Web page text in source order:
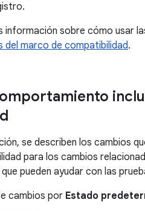
información sobre cómo usar
del marco de compatibilidad.
se describen los cambios
para los cambios
pueden ayudar con las
cambios por Estado